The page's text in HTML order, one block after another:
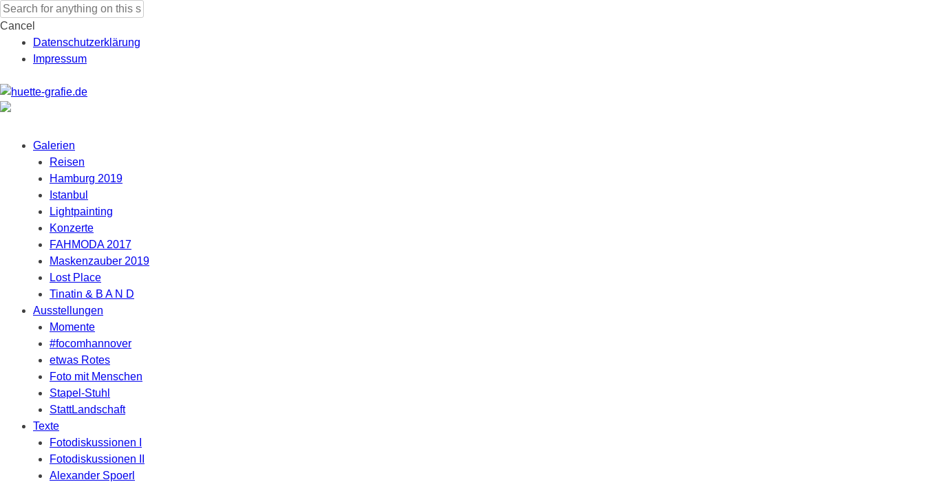
Search for:
Cancel
Datenschutzerklärung
Impressum
Skip to content
Galerien
Reisen
Hamburg 2019
Istanbul
Lightpainting
Konzerte
FAHMODA 2017
Maskenzauber 2019
Lost Place
Tinatin & B A N D
Ausstellungen
Momente
#focomhannover
etwas Rotes
Foto mit Menschen
Stapel-Stuhl
StattLandschaft
Texte
Fotodiskussionen I
Fotodiskussionen II
Alexander Spoerl